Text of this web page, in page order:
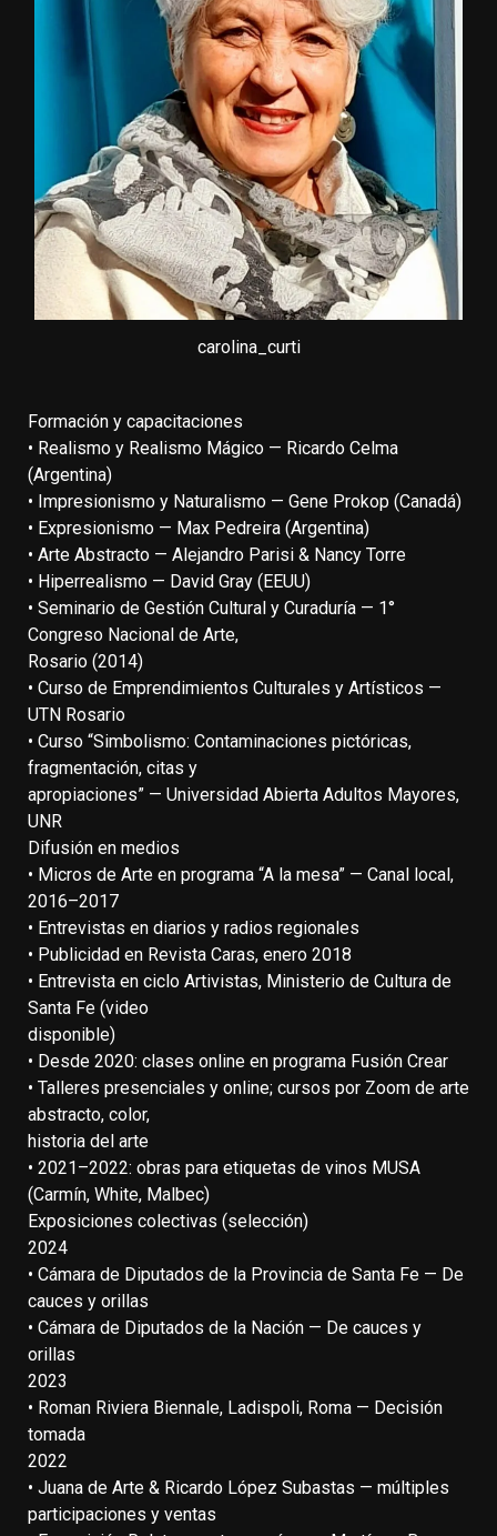
carolina_curti
Formación y capacitaciones
• Realismo y Realismo Mágico — Ricardo Celma
(Argentina)
• Impresionismo y Naturalismo — Gene Prokop (Canadá)
• Expresionismo — Max Pedreira (Argentina)
• Arte Abstracto — Alejandro Parisi & Nancy Torre
• Hiperrealismo — David Gray (EEUU)
• Seminario de Gestión Cultural y Curaduría — 1°
Congreso Nacional de Arte,
Rosario (2014)
• Curso de Emprendimientos Culturales y Artísticos —
UTN Rosario
• Curso “Simbolismo: Contaminaciones pictóricas,
fragmentación, citas y
apropiaciones” — Universidad Abierta Adultos Mayores,
UNR
Difusión en medios
• Micros de Arte en programa “A la mesa” — Canal local,
2016–2017
• Entrevistas en diarios y radios regionales
• Publicidad en Revista Caras, enero 2018
• Entrevista en ciclo Artivistas, Ministerio de Cultura de
Santa Fe (video
disponible)
• Desde 2020: clases online en programa Fusión Crear
• Talleres presenciales y online; cursos por Zoom de arte
abstracto, color,
historia del arte
• 2021–2022: obras para etiquetas de vinos MUSA
(Carmín, White, Malbec)
Exposiciones colectivas (selección)
2024
• Cámara de Diputados de la Provincia de Santa Fe — De
cauces y orillas
• Cámara de Diputados de la Nación — De cauces y
orillas
2023
• Roman Riviera Biennale, Ladispoli, Roma — Decisión
tomada
2022
• Juana de Arte & Ricardo López Subastas — múltiples
participaciones y ventas